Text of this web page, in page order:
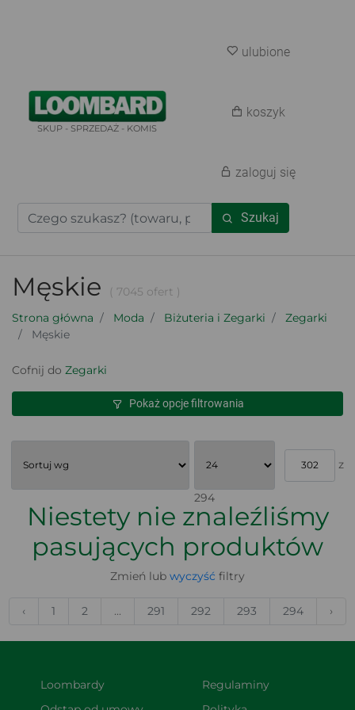
SKUP - SPRZEDAŻ - KOMIS
Szukaj
ulubione
koszyk
zaloguj się
Męskie
( 7045 ofert )
Strona główna
Moda Biżuteria i Zegarki
Zegarki
Męskie
Cofnij do Zegarki
Pokaż opcje filtrowania
294
Niestety nie znaleźliśmy
pasujących produktów
Zmień lub wyczyść filtry
‹ 1 2 ... 291 292 293 294 ›
Loombardy
Regulaminy